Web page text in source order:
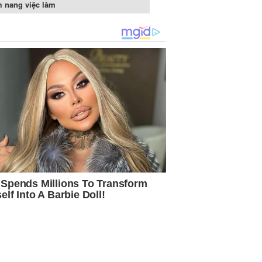
nang việc làm